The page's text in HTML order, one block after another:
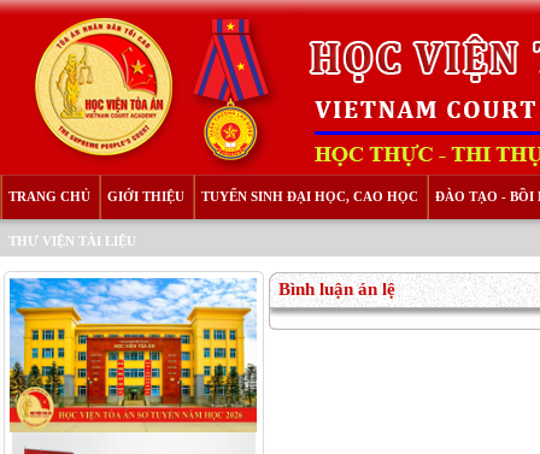
TRANG CHỦ GIỚI THIỆU TUYỂN SINH ĐẠI HỌC, CAO HỌC ĐÀO TẠO - BỒI
THƯ VIỆN TÀI LIỆU
Bình luận án lệ